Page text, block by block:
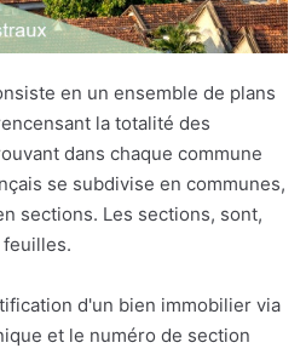
en un ensemble de plans
la totalité des
dans chaque commune
se subdivise en communes,
sections. Les sections, sont,
d'un bien immobilier via
et le numéro de section